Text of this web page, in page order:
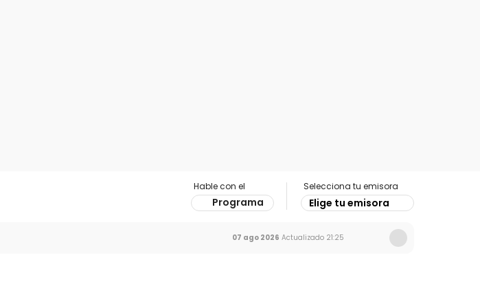
Hable con el
Programa
Selecciona tu emisora
Elige tu emisora
07 ago 2026 Actualizado 21:25